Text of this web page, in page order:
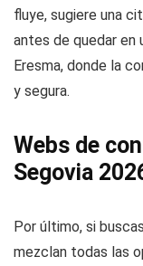
fluye, sugiere una
antes de quedar en
Eresma, donde la
y segura.
Webs de
Segovia
Por último, si
mezclan todas las